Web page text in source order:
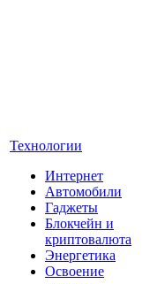
Технологии
Интернет
Автомобили
Гаджеты
Блокчейн и
криптовалюта
Энергетика
Освоение